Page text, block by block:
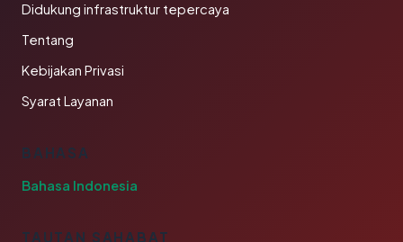
Didukung infrastruktur tepercaya
Tentang
Kebijakan Privasi
Syarat Layanan
BAHASA
Bahasa Indonesia
TAUTAN SAHABAT